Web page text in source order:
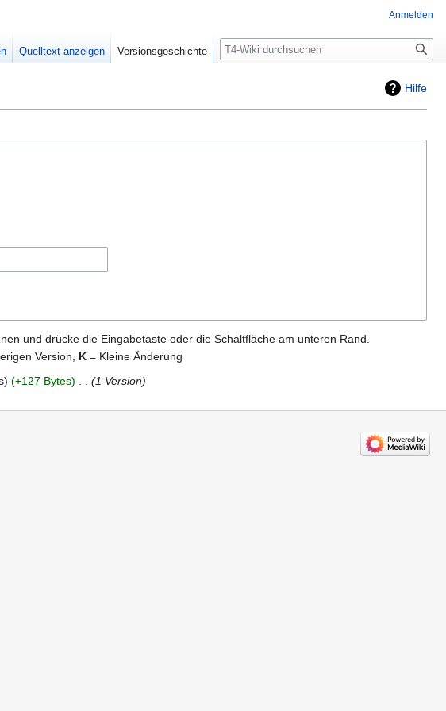
Hilfe
und drücke die Eingabetaste oder die Schaltfläche am unteren Rand.
Version, K = Kleine Änderung
+127 Bytes 1 Version
Anmelden
Quelltext anzeigen Versionsgeschichte Suche